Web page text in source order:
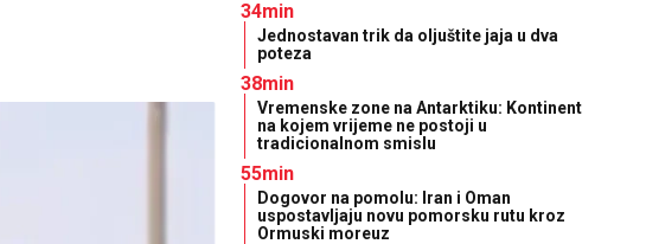
34min
Jednostavan trik da oljuštite jaja u dva
poteza
38min
Vremenske zone na Antarktiku: Kontinent
na kojem vrijeme ne postoji u
tradicionalnom smislu
55min
Dogovor na pomolu: Iran i Oman
uspostavljaju novu pomorsku rutu kroz
Ormuski moreuz